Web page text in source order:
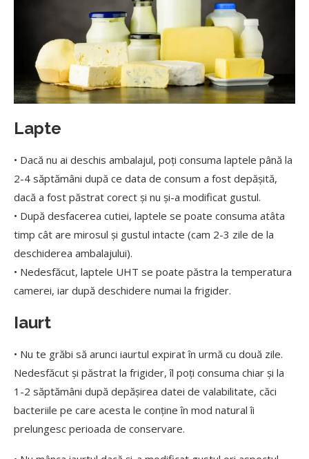
Lapte
• Dacă nu ai deschis ambalajul, poți consuma laptele până la
2-4 săptămâni după ce data de consum a fost depășită,
dacă a fost păstrat corect și nu și-a modificat gustul.
• După desfacerea cutiei, laptele se poate consuma atâta
timp cât are mirosul și gustul intacte (cam 2-3 zile de la
deschiderea ambalajului).
• Nedesfăcut, laptele UHT se poate păstra la temperatura
camerei, iar după deschidere numai la frigider.
Iaurt
• Nu te grăbi să arunci iaurtul expirat în urmă cu două zile.
Nedesfăcut și păstrat la frigider, îl poți consuma chiar și la
1-2 săptămâni după depășirea datei de valabilitate, căci
bacteriile pe care acesta le conține în mod natural îi
prelungesc perioada de conservare.